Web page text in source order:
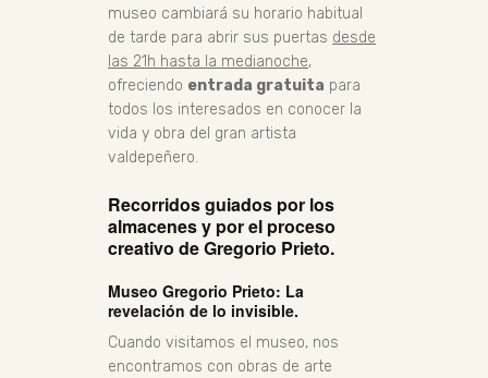
museo cambiará su horario habitual
de tarde para abrir sus puertas desde
las 21h hasta la medianoche,
ofreciendo entrada gratuita para
todos los interesados en conocer la
vida y obra del gran artista
valdepeñero.
Recorridos guiados por los
almacenes y por el proceso
creativo de Gregorio Prieto.
Museo Gregorio Prieto: La
revelación de lo invisible.
Cuando visitamos el museo, nos
encontramos con obras de arte